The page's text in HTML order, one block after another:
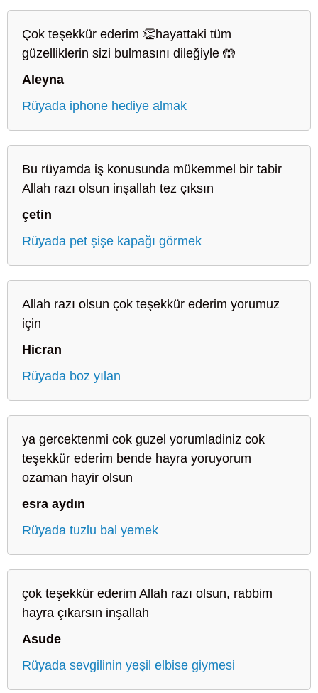
Çok teşekkür ederim 👏hayattaki tüm
güzelliklerin sizi bulmasını dileğiyle 🤲
Aleyna
Rüyada iphone hediye almak
Bu rüyamda iş konusunda mükemmel bir tabir
Allah razı olsun inşallah tez çıksın
çetin
Rüyada pet şişe kapağı görmek
Allah razı olsun çok teşekkür ederim yorumuz
için
Hicran
Rüyada boz yılan
ya gercektenmi cok guzel yorumladiniz cok
teşekkür ederim bende hayra yoruyorum
ozaman hayir olsun
esra aydın
Rüyada tuzlu bal yemek
çok teşekkür ederim Allah razı olsun, rabbim
hayra çıkarsın inşallah
Asude
Rüyada sevgilinin yeşil elbise giymesi